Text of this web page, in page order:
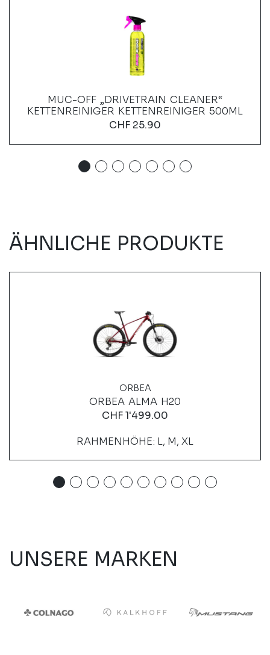
MUC-OFF „DRIVETRAIN CLEANER“
KETTENREINIGER KETTENREINIGER 500ML
CHF 25.90
ÄHNLICHE PRODUKTE
ORBEA
ORBEA ALMA H20
CHF1'499.00
RAHMENHÖHE: L, M, XL
UNSERE MARKEN